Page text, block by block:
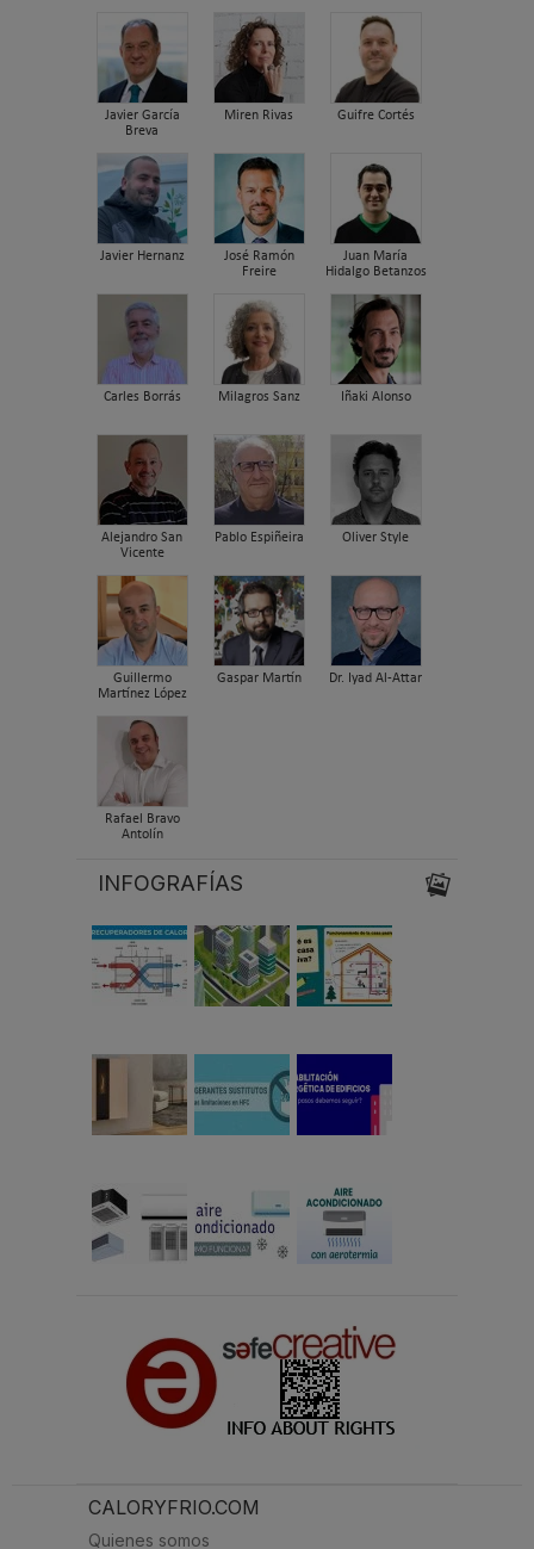
Javier García
Breva
Miren Rivas Guifre Cortés
Javier Hernanz
José Ramón
Freire
Juan María
Hidalgo Betanzos
Carles Borrás Milagros Sanz Iñaki Alonso
Alejandro San
Vicente
Pablo Espiñeira Oliver Style
Guillermo
Martínez López
Gaspar Martín Dr. Iyad Al-Attar
Rafael Bravo
Antolín
INFOGRAFÍAS
CALORYFRIO.COM
Quienes somos